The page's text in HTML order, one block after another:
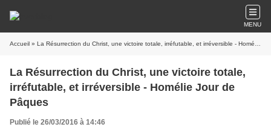
MENU
Accueil » La Résurrection du Christ, une victoire totale, irréfutable, et irréversible - Homélie Jour de Pâques
La Résurrection du Christ, une victoire totale,
irréfutable, et irréversible - Homélie Jour de
Pâques
Publié le 26/03/2016 à 14:46